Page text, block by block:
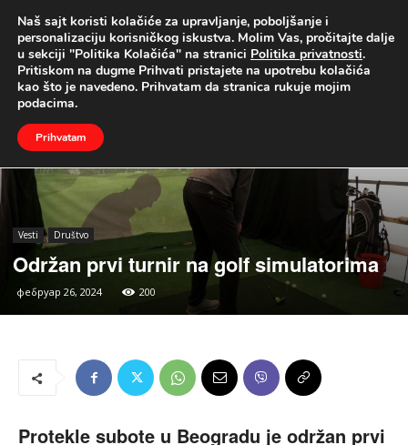
UŽIVO
Naslovna Vesti Društvo
Vesti Društvo
Održan prvi turnir na golf simulatorima
фебруар 26, 2024 200
Protekle subote u Beogradu je održan prvi
Naš sajt koristi kolačiće za upravljanje, poboljšanje i
personalizaciju korisničkog iskustva. Molim Vas, pročitajte dalje
u sekciji "Politika Kolačića" na stranici Politika privatnosti.
Pritiskom na dugme Prihvati pristajete na upotrebu kolačića
kao što je navedeno. Prihvatam da stranica rukuje mojim
podacima.
Prihvatam